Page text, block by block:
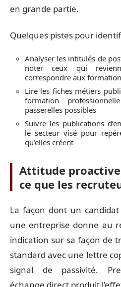
en grande partie.
Quelques pistes pour
Analyser les intitulés de
noter ceux qui
correspondre aux
Lire les fiches métiers
formation
passerelles possibles
Suivre les publications
le secteur visé pour
qu’elles créent
Attitude
ce que les
La façon dont un
une entreprise donne au
indication sur sa façon de
standard avec une lettre
signal de passivité.
échange direct produit